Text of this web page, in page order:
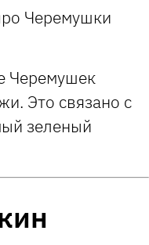
Черемушек
Это связано с
зеленый